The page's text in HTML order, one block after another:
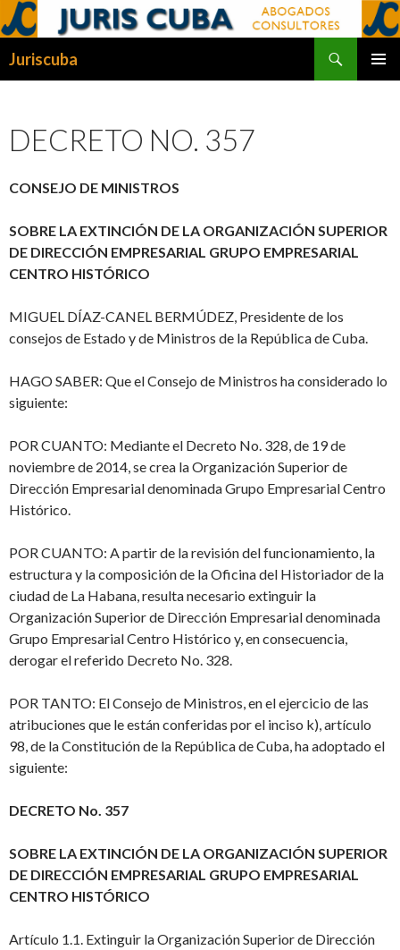
Juriscuba
DECRETO NO. 357
CONSEJO DE MINISTROS
SOBRE LA EXTINCIÓN DE LA ORGANIZACIÓN SUPERIOR
DE DIRECCIÓN EMPRESARIAL GRUPO EMPRESARIAL
CENTRO HISTÓRICO
MIGUEL DÍAZ-CANEL BERMÚDEZ, Presidente de los
consejos de Estado y de Ministros de la República de Cuba.
HAGO SABER: Que el Consejo de Ministros ha considerado lo
siguiente:
POR CUANTO: Mediante el Decreto No. 328, de 19 de
noviembre de 2014, se crea la Organización Superior de
Dirección Empresarial denominada Grupo Empresarial Centro
Histórico.
POR CUANTO: A partir de la revisión del funcionamiento, la
estructura y la composición de la Oficina del Historiador de la
ciudad de La Habana, resulta necesario extinguir la
Organización Superior de Dirección Empresarial denominada
Grupo Empresarial Centro Histórico y, en consecuencia,
derogar el referido Decreto No. 328.
POR TANTO: El Consejo de Ministros, en el ejercicio de las
atribuciones que le están conferidas por el inciso k), artículo
98, de la Constitución de la República de Cuba, ha adoptado el
siguiente:
DECRETO No. 357
SOBRE LA EXTINCIÓN DE LA ORGANIZACIÓN SUPERIOR
DE DIRECCIÓN EMPRESARIAL GRUPO EMPRESARIAL
CENTRO HISTÓRICO
Artículo 1.1. Extinguir la Organización Superior de Dirección